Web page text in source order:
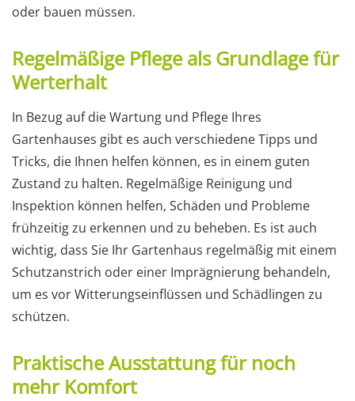
oder bauen müssen.
Regelmäßige Pflege als Grundlage für
Werterhalt
In Bezug auf die Wartung und Pflege Ihres
Gartenhauses gibt es auch verschiedene Tipps und
Tricks, die Ihnen helfen können, es in einem guten
Zustand zu halten. Regelmäßige Reinigung und
Inspektion können helfen, Schäden und Probleme
frühzeitig zu erkennen und zu beheben. Es ist auch
wichtig, dass Sie Ihr Gartenhaus regelmäßig mit einem
Schutzanstrich oder einer Imprägnierung behandeln,
um es vor Witterungseinflüssen und Schädlingen zu
schützen.
Praktische Ausstattung für noch
mehr Komfort